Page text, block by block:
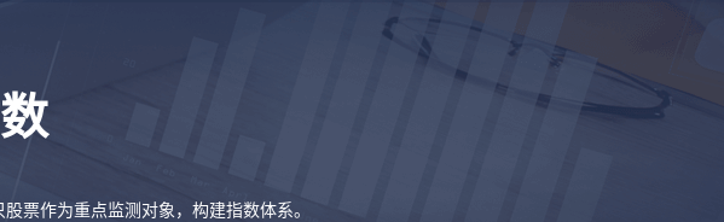
票作为重点监测对象，构建指数体系。